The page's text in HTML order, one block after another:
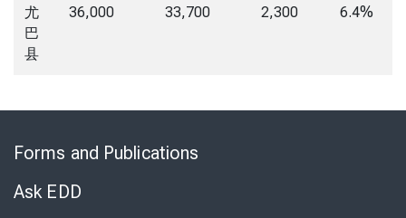
尤
巴
县
36,000 33,700 2,300 6.4%
Forms and Publications
Ask EDD